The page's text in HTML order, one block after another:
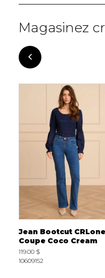
Magasinez
Jean Bootcut
Coupe Coco Cream
119.00 $
10609152